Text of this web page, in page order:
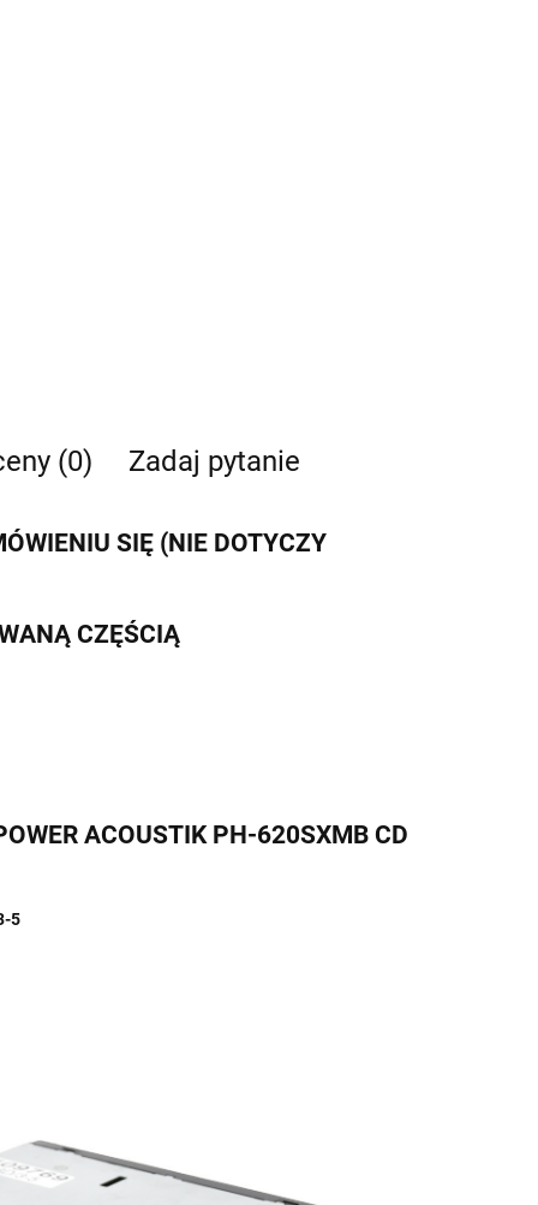
(0) Zadaj pytanie
SIĘ (NIE DOTYCZY
CZĘŚCIĄ
ACOUSTIK PH-620SXMB CD
5